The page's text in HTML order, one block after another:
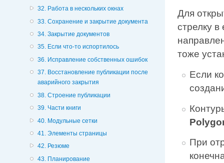
32. Работа в нескольких окнах
33. Сохранение и закрытие документа
34. Закрытие документов
35. Если что-то испортилось
36. Исправление собственных ошибок
37. Восстановление публикации после
аварийного закрытия
38. Строение публикации
39. Части книги
40. Модульные сетки
41. Элементы страницы
42. Резюме
43. Планирование
Для
стрелку в
тоже
Если
При